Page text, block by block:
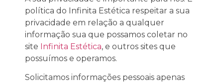
política do Infinita Estética respeitar a sua
privacidade em relação a qualquer
informação sua que possamos coletar no
site Infinita Estética, e outros sites que
possuímos e operamos.
Solicitamos informações pessoais apenas